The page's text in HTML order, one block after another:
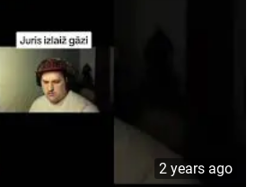
2 years ago